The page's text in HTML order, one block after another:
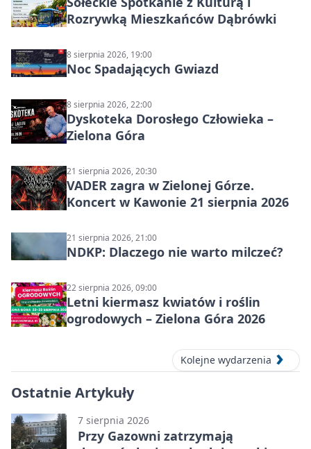
Rozrywką Mieszkańców Dąbrówki
8 sierpnia 2026, 19:00
Noc Spadających Gwiazd
8 sierpnia 2026, 22:00
Dyskoteka Dorosłego Człowieka –
Zielona Góra
21 sierpnia 2026, 20:30
VADER zagra w Zielonej Górze.
Koncert w Kawonie 21 sierpnia 2026
21 sierpnia 2026, 21:00
NDKP: Dlaczego nie warto milczeć?
22 sierpnia 2026, 09:00
Letni kiermasz kwiatów i roślin
ogrodowych – Zielona Góra 2026
Kolejne wydarzenia
Ostatnie Artykuły
7 sierpnia 2026
Przy Gazowni zatrzymają